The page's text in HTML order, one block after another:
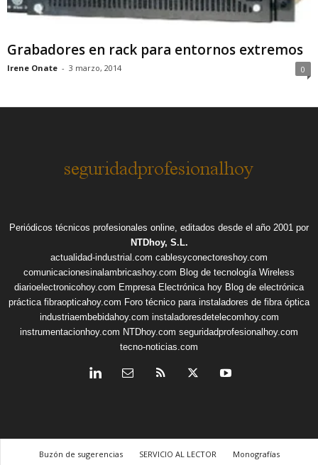
Grabadores en rack para entornos extremos
Irene Onate - 3 marzo, 2014 0
Periódicos técnicos profesionales online, editados desde el año 2001 por
NTDhoy, S.L.
actualidad-industrial.com cablesyconectoreshoy.com
comunicacionesinalambricashoy.com Blog de tecnología Wireless
diarioelectronicohoy.com Empresa Electrónica hoy Blog de electrónica
práctica fibraopticahoy.com Foro técnico para instaladores de fibra óptica
industriaembebidahoy.com instaladoresdetelecomhoy.com
instrumentacionhoy.com NTDhoy.com seguridadprofesionalhoy.com
tecno-noticias.com
Buzón de sugerencias SERVICIO AL LECTOR Monografías